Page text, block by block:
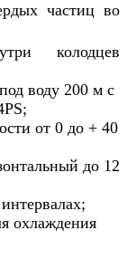
частиц во
колодцев
воду 200 м с
от 0 до + 40
до 12
охлаждения